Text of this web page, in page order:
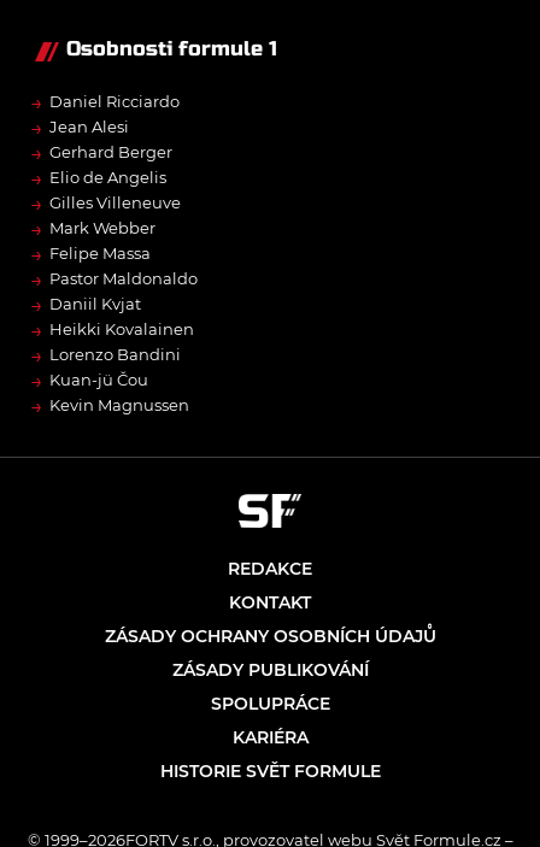
Osobnosti formule 1
→ Daniel Ricciardo
→ Jean Alesi
→ Gerhard Berger
→ Elio de Angelis
→ Gilles Villeneuve
→ Mark Webber
→ Felipe Massa
→ Pastor Maldonaldo
→ Daniil Kvjat
→ Heikki Kovalainen
→ Lorenzo Bandini
→ Kuan-jü Čou
→ Kevin Magnussen
REDAKCE
KONTAKT
ZÁSADY OCHRANY OSOBNÍCH ÚDAJŮ
ZÁSADY PUBLIKOVÁNÍ
SPOLUPRÁCE
KARIÉRA
HISTORIE SVĚT FORMULE
© 1999–2026FORTV s.r.o., provozovatel webu Svět Formule.cz –